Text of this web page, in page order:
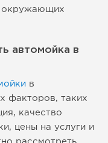
окружающих
автомойка в
в
факторов, таких
качество
цены на услуги и